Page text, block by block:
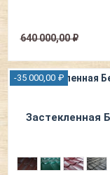
640 000,00 ₽
-35 000,00 ₽
Застекленная